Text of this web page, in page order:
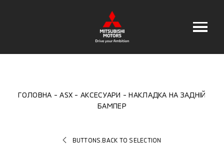
ГОЛОВНА ASX АКСЕСУАРИ
НАКЛАДКА НА ЗАДНІЙ
БАМПЕР
BUTTONS.BACK TO SELECTION